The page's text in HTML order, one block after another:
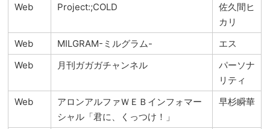
Web
Project:;COLD
佐久間ヒ
カリ
Web
MILGRAM-ミルグラム-
エス
Web
月刊ガガガチャンネル
パーソナ
リティ
Web
アロンアルファＷＥＢインフォマー
シャル「君に、くっつけ！」
早杉瞬華